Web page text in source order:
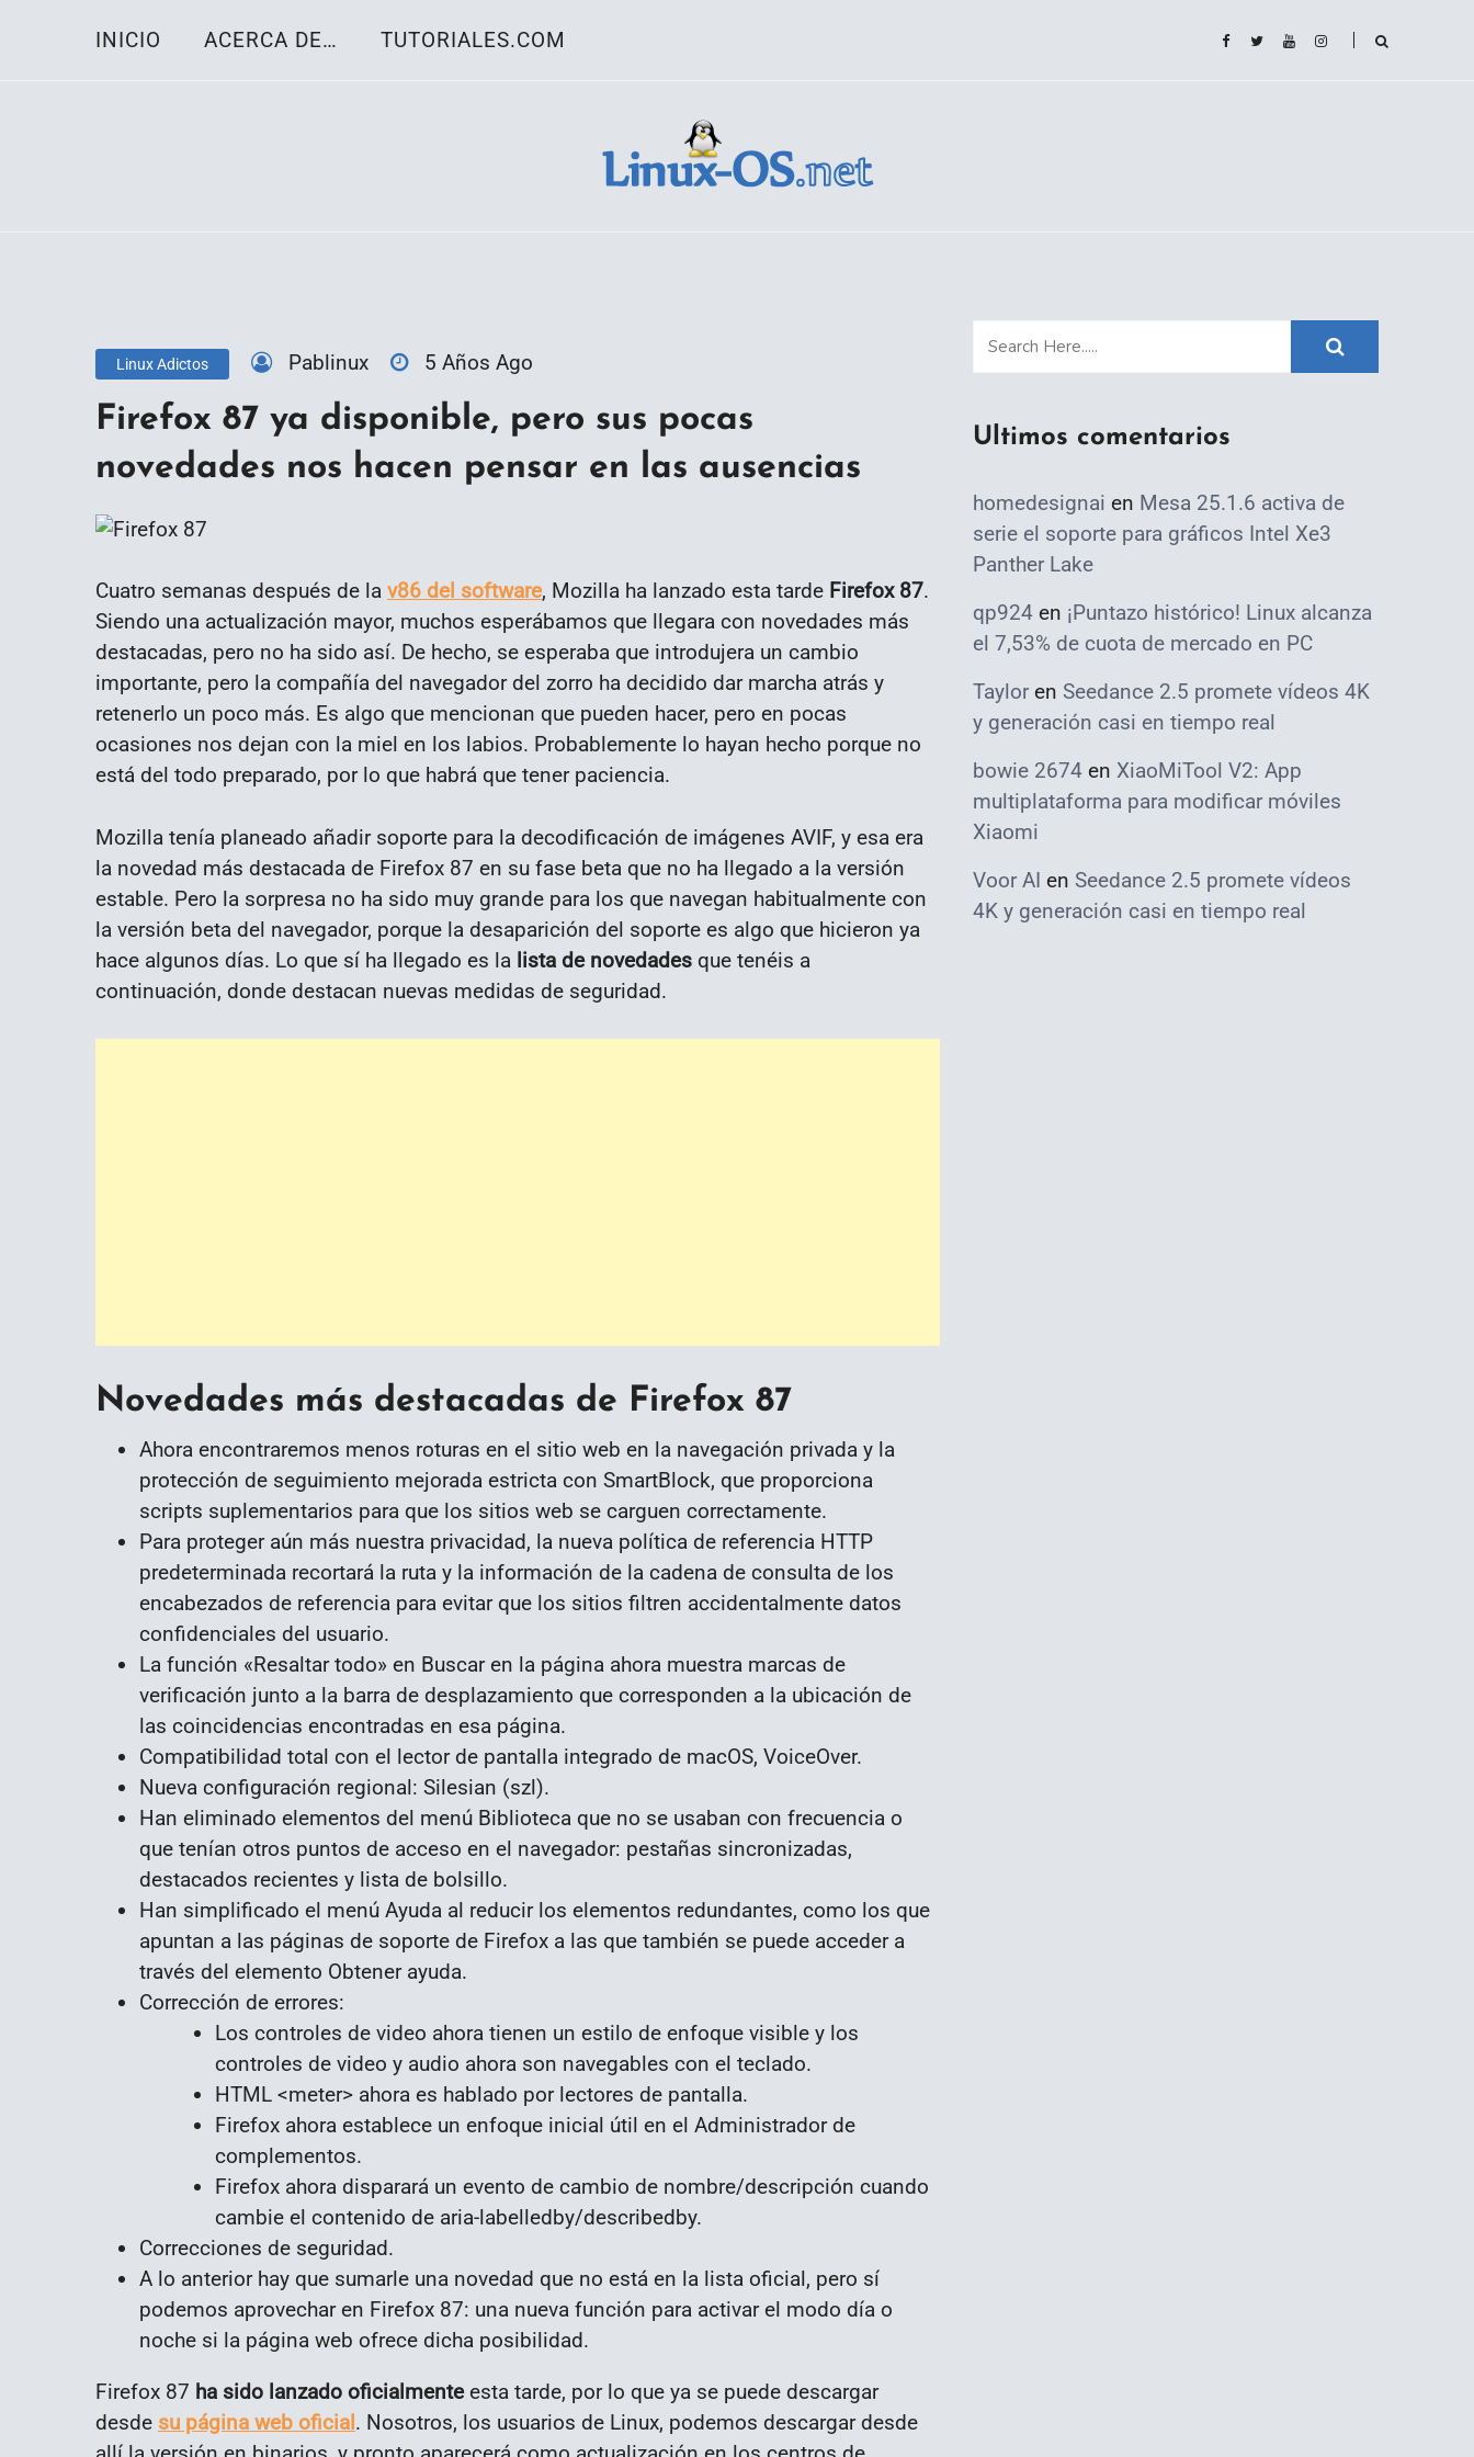
INICIO ACERCA DE… TUTORIALES.COM
Linux Adictos Pablinux 5 Años Ago
Firefox 87 ya disponible, pero sus pocas
novedades nos hacen pensar en las ausencias
Cuatro semanas después de la v86 del software, Mozilla ha lanzado esta tarde Firefox 87.
Siendo una actualización mayor, muchos esperábamos que llegara con novedades más
destacadas, pero no ha sido así. De hecho, se esperaba que introdujera un cambio
importante, pero la compañía del navegador del zorro ha decidido dar marcha atrás y
retenerlo un poco más. Es algo que mencionan que pueden hacer, pero en pocas
ocasiones nos dejan con la miel en los labios. Probablemente lo hayan hecho porque no
está del todo preparado, por lo que habrá que tener paciencia.
Mozilla tenía planeado añadir soporte para la decodificación de imágenes AVIF, y esa era
la novedad más destacada de Firefox 87 en su fase beta que no ha llegado a la versión
estable. Pero la sorpresa no ha sido muy grande para los que navegan habitualmente con
la versión beta del navegador, porque la desaparición del soporte es algo que hicieron ya
hace algunos días. Lo que sí ha llegado es la lista de novedades que tenéis a
continuación, donde destacan nuevas medidas de seguridad.
Novedades más destacadas de Firefox 87
Ahora encontraremos menos roturas en el sitio web en la navegación privada y la
protección de seguimiento mejorada estricta con SmartBlock, que proporciona
scripts suplementarios para que los sitios web se carguen correctamente.
Para proteger aún más nuestra privacidad, la nueva política de referencia HTTP
predeterminada recortará la ruta y la información de la cadena de consulta de los
encabezados de referencia para evitar que los sitios filtren accidentalmente datos
confidenciales del usuario.
La función «Resaltar todo» en Buscar en la página ahora muestra marcas de
verificación junto a la barra de desplazamiento que corresponden a la ubicación de
las coincidencias encontradas en esa página.
Compatibilidad total con el lector de pantalla integrado de macOS, VoiceOver.
Nueva configuración regional: Silesian (szl).
Han eliminado elementos del menú Biblioteca que no se usaban con frecuencia o
que tenían otros puntos de acceso en el navegador: pestañas sincronizadas,
destacados recientes y lista de bolsillo.
Han simplificado el menú Ayuda al reducir los elementos redundantes, como los que
apuntan a las páginas de soporte de Firefox a las que también se puede acceder a
través del elemento Obtener ayuda.
Corrección de errores:
Los controles de video ahora tienen un estilo de enfoque visible y los
controles de video y audio ahora son navegables con el teclado.
HTML <meter> ahora es hablado por lectores de pantalla.
Firefox ahora establece un enfoque inicial útil en el Administrador de
complementos.
Firefox ahora disparará un evento de cambio de nombre/descripción cuando
cambie el contenido de aria-labelledby/describedby.
Correcciones de seguridad.
A lo anterior hay que sumarle una novedad que no está en la lista oficial, pero sí
podemos aprovechar en Firefox 87: una nueva función para activar el modo día o
noche si la página web ofrece dicha posibilidad.
Firefox 87 ha sido lanzado oficialmenteesta tarde, por lo que ya se puede descargar
desde su página web oficial. Nosotros, los usuarios de Linux, podemos descargar desde
Ultimos comentarios
homedesignai en Mesa 25.1.6 activa de
serie el soporte para gráficos Intel Xe3
Panther Lake
qp924 en ¡Puntazo histórico! Linux alcanza
el 7,53% de cuota de mercado en PC
Taylor en Seedance 2.5 promete vídeos 4K
y generación casi en tiempo real
bowie 2674 en XiaoMiTool V2: App
multiplataforma para modificar móviles
Xiaomi
Voor AI en Seedance 2.5 promete vídeos
4K y generación casi en tiempo real